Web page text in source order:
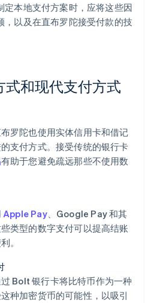
定本地支付方案时，应将这些因
，以及在直布罗陀接受付款的技
和现代支付方式
罗陀也使用实体信用卡和借记
支付方式。接受传统的银行卡
有助于您避免疏远那些不使用数
Apple Pay、Google Pay 和其
类型的数字支付可以提高结账
。
Bolt 银行卡将比特币作为一种
种加密货币的可能性，以吸引